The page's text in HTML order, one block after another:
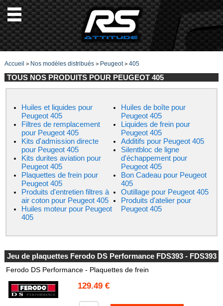
Accueil > Nos modèles distribués> Peugeot> 405
TOUS NOS PRODUITS POUR PEUGEOT 405
Huiles et liquides pour
Peugeot 405
Filtres de remplacement
pour Peugeot 405
Kits d'admission directe
pour Peugeot 405
Kits durites aviation pour
Peugeot 405
Plaquettes de frein pour
Peugeot 405
Produits d'entretien filtres à
air coton pour Peugeot 405
Huiles moteur pour Peugeot
405
Huiles de boîte pour
Peugeot 405
Liquides de frein pour
Peugeot 405
Additifs pour Peugeot 405
Silentbloc de ligne
d'échappement pour
Peugeot 405
Bon Cadeau pour Peugeot
405
Outillage pour Peugeot 405
Produits d'atelier pour
Peugeot 405
Jeu de plaquettes Ferodo DS Performance FDS393 - FDS393
Ferodo DS Performance - Plaquettes de frein
129.49 €